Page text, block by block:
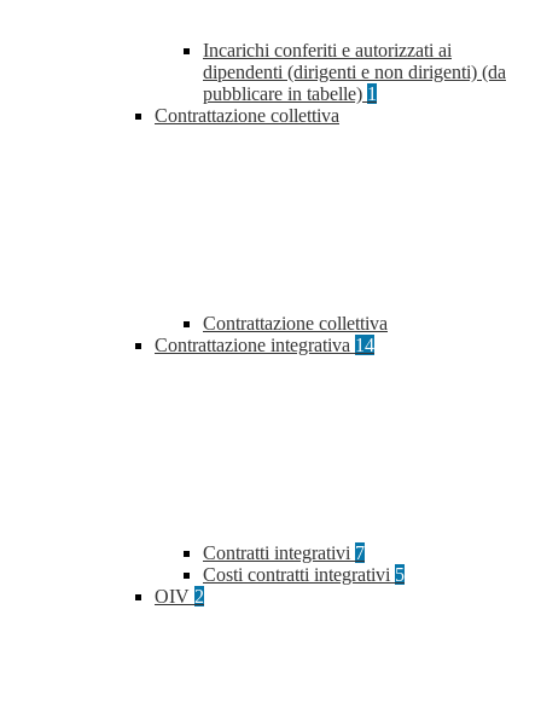
Incarichi conferiti e autorizzati ai
dipendenti (dirigenti e non dirigenti) (da
pubblicare in tabelle) 1
Contrattazione collettiva
Contrattazione collettiva
Contrattazione integrativa 14
Contratti integrativi 7
Costi contratti integrativi 5
OIV 2